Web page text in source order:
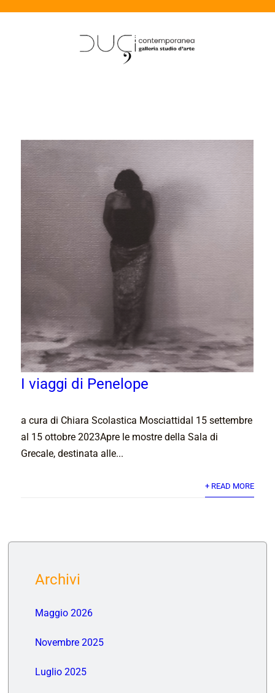
I viaggi di Penelope
a cura di Chiara Scolastica Mosciattidal 15 settembre
al 15 ottobre 2023Apre le mostre della Sala di
Grecale, destinata alle...
+ READ MORE
Archivi
Maggio 2026
Novembre 2025
Luglio 2025